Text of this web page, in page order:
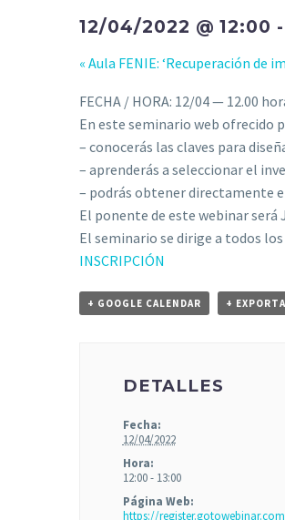
12/04/2022 @ 12:00
« Aula FENIE: ‘Recuperación de
FECHA / HORA: 12/04 — 12.00
En este seminario web ofrecido
– conocerás las claves para
– aprenderás a seleccionar el
– podrás obtener directamente
El ponente de este webinar será
El seminario se dirige a todos
INSCRIPCIÓN
+ GOOGLE CALENDAR +
DETALLES
Fecha:
12/04/2022
Hora:
12:00 - 13:00
Página Web:
https://